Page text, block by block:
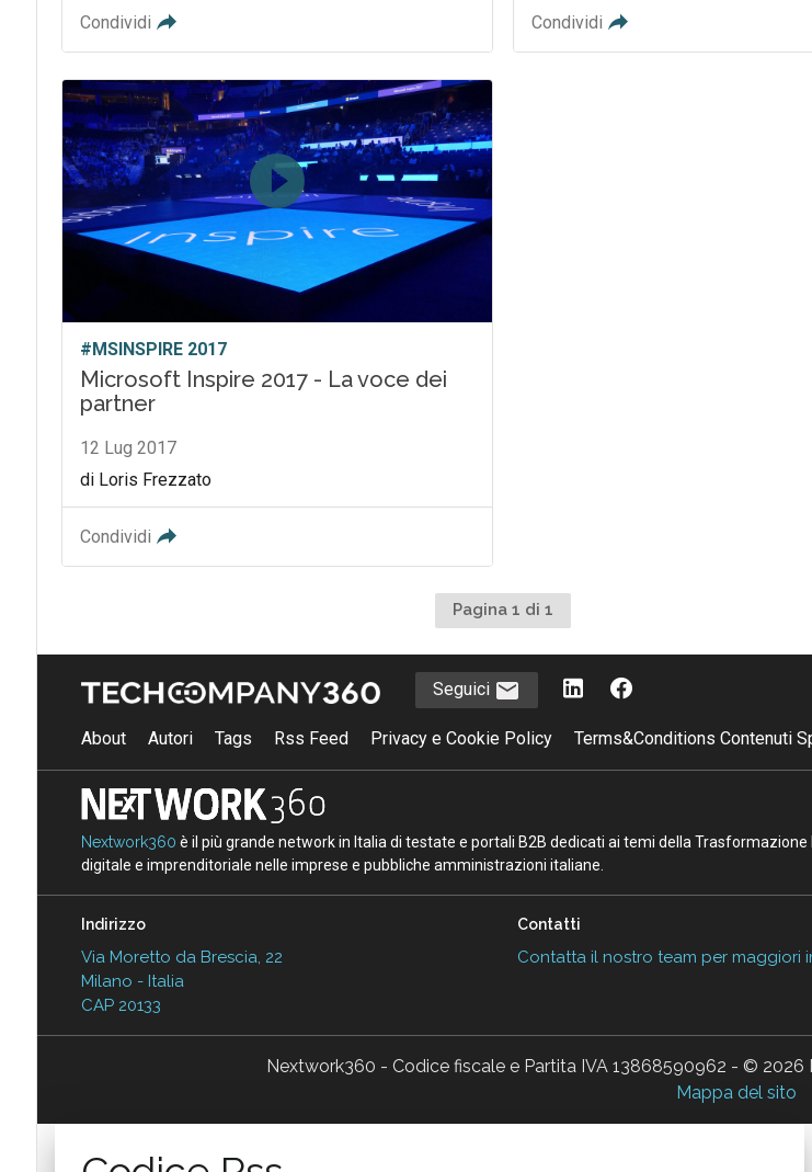
Condividi Condividi
#MSINSPIRE 2017
Microsoft Inspire 2017 - La voce dei
partner
12 Lug 2017
di Loris Frezzato
Condividi
Pagina 1 di 1
Seguici
About Autori Tags Rss Feed Privacy e Cookie Policy Terms&Conditions Contenuti
Nextwork360 è il più grande network in Italia di testate e portali B2B dedicati ai temi della
digitale e imprenditoriale nelle imprese e pubbliche amministrazioni italiane.
Indirizzo
Via Moretto da Brescia, 22
Milano - Italia
CAP 20133
Contatti
Contatta il nostro team per maggiori
Nextwork360 - Codice fiscale e Partita IVA 13868590962 - © 2026
Mappa del sito